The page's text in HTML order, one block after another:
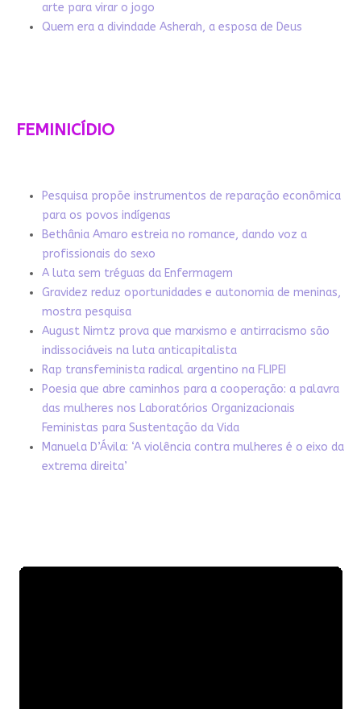
arte para virar o jogo
Quem era a divindade Asherah, a esposa de Deus
FEMINICÍDIO
Pesquisa propõe instrumentos de reparação econômica
para os povos indígenas
Bethânia Amaro estreia no romance, dando voz a
profissionais do sexo
A luta sem tréguas da Enfermagem
Gravidez reduz oportunidades e autonomia de meninas,
mostra pesquisa
August Nimtz prova que marxismo e antirracismo são
indissociáveis na luta anticapitalista
Rap transfeminista radical argentino na FLIPEI
Poesia que abre caminhos para a cooperação: a palavra
das mulheres nos Laboratórios Organizacionais
Feministas para Sustentação da Vida
Manuela D’Ávila: ‘A violência contra mulheres é o eixo da
extrema direita’